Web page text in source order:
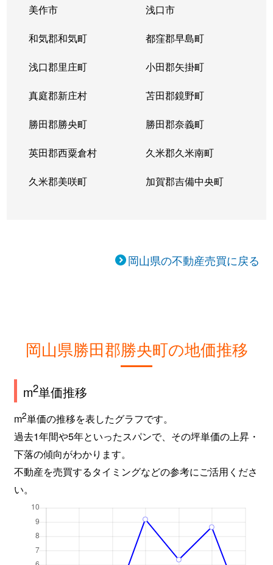
美作市 浅口市
和気郡和気町 都窪郡早島町
浅口郡里庄町 小田郡矢掛町
真庭郡新庄村 苫田郡鏡野町
勝田郡勝央町 勝田郡奈義町
英田郡西粟倉村 久米郡久米南町
久米郡美咲町 加賀郡吉備中央町
岡山県の不動産売買に戻る
岡山県勝田郡勝央町の地価推移
m2単価推移
m2単価の推移を表したグラフです。
過去1年間や5年といったスパンで、その坪単価の上昇・
下落の傾向がわかります。
不動産を売買するタイミングなどの参考にご活用くださ
い。